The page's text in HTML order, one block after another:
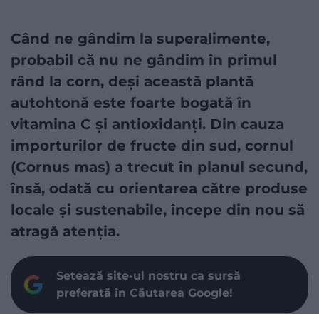
Când ne gândim la superalimente,
probabil că nu ne gândim în primul
rând la corn, deși această plantă
autohtonă este foarte bogată în
vitamina C și antioxidanți. Din cauza
importurilor de fructe din sud, cornul
(Cornus mas) a trecut în planul secund,
însă, odată cu orientarea către produse
locale și sustenabile, începe din nou să
atragă atenția.
Setează site-ul nostru ca sursă
preferată în Căutarea Google!